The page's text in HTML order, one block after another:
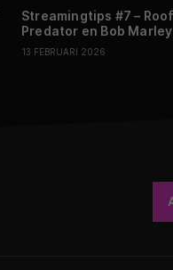
Streamingtips #7 –
Predator en Bob Marley
13 FEBRUARI 2026